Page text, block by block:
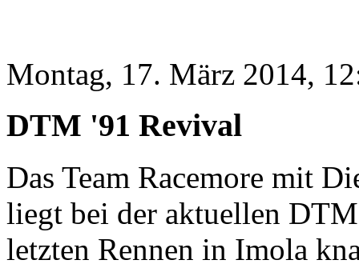
Montag, 17. März 2014,
DTM '91 Revival
Das Team Racemore mit
liegt bei der aktuellen
letzten Rennen in Imola